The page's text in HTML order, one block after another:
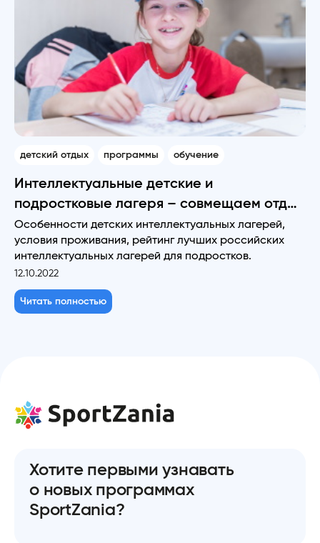
детский отдых программы обучение
Интеллектуальные детские и
подростковые лагеря – совмещаем отдых
с развитием
Особенности детских интеллектуальных лагерей,
условия проживания, рейтинг лучших российских
интеллектуальных лагерей для подростков.
12.10.2022
Читать полностью
Хотите первыми узнавать
о новых программах
SportZania?